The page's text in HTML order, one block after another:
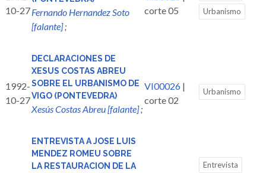
10-27Fernando Hernandez Soto
[falante];
corte 05
Urbanismo
1992-
10-27
DECLARACIONES DE
XESUS COSTAS ABREU
SOBRE EL URBANISMO DE
VIGO (PONTEVEDRA)
Xesús Costas Abreu [falante];
VI00026 |
corte 02
Urbanismo
ENTREVISTA A JOSE LUIS
MENDEZ ROMEU SOBRE
LA RESTAURACION DE LA
Entrevista